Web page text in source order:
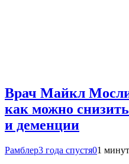
Врач Майкл
как можно
и деменции
Рамблер3 года спустя01